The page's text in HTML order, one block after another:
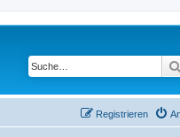
Registrieren